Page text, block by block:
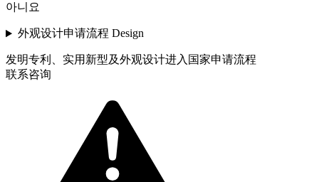
아니요
外观设计申请流程 Design
发明专利、实用新型及外观设计进入国家申请流程
联系咨询